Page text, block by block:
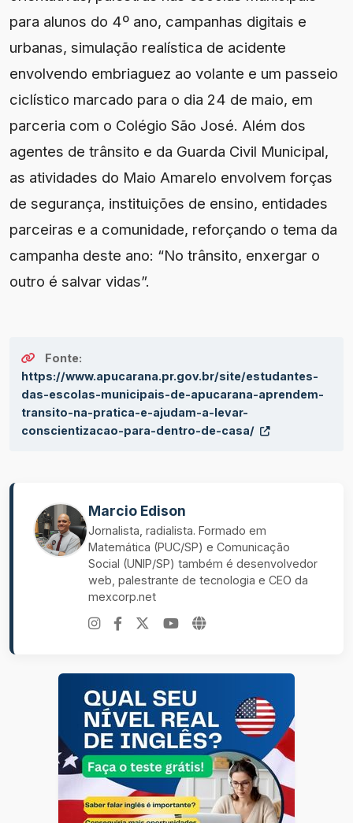
para alunos do 4º ano, campanhas digitais e
urbanas, simulação realística de acidente
envolvendo embriaguez ao volante e um passeio
ciclístico marcado para o dia 24 de maio, em
parceria com o Colégio São José. Além dos
agentes de trânsito e da Guarda Civil Municipal,
as atividades do Maio Amarelo envolvem forças
de segurança, instituições de ensino, entidades
parceiras e a comunidade, reforçando o tema da
campanha deste ano: “No trânsito, enxergar o
outro é salvar vidas”.
Fonte:
https://www.apucarana.pr.gov.br/site/estudantes-
das-escolas-municipais-de-apucarana-aprendem-
transito-na-pratica-e-ajudam-a-levar-
conscientizacao-para-dentro-de-casa/
Marcio Edison
Jornalista, radialista. Formado em
Matemática (PUC/SP) e Comunicação
Social (UNIP/SP) também é desenvolvedor
web, palestrante de tecnologia e CEO da
mexcorp.net